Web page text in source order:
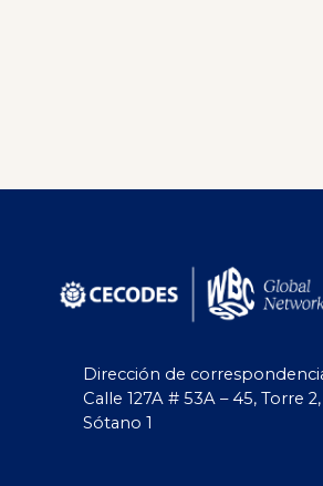
Dirección de
Calle 127A # 53A – 45, Torre 2,
Sótano 1